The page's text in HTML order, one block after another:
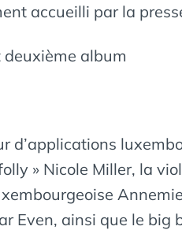
accueilli par la
album
» Nicole Miller, la
Even, ainsi que le big